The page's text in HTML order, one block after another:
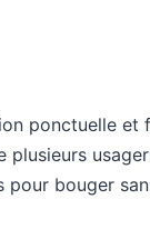
ponctuelle et
bouger